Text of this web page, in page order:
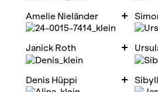
Amelie Nieländer
Janick Roth
Denis Hüppi